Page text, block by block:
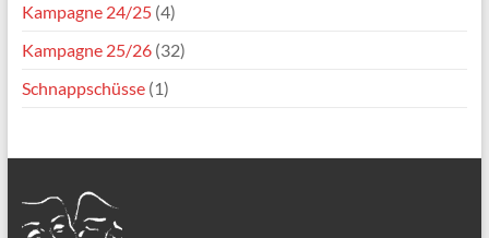
Kampagne 24/25(4)
Kampagne 25/26(32)
Schnappschüsse(1)